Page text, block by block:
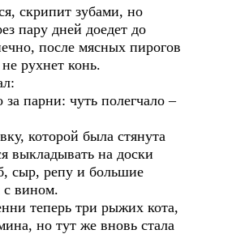
скрипит зубами, но
пару дней доедет до
после мясных пирогов
рухнет конь.
за парни: чуть полегчало –
которой была стянута
выкладывать на доски
сыр, репу и большие
вином.
теперь три рыжих кота,
но тут же вновь стала